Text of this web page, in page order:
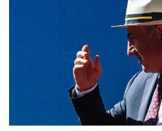
Премьер-министр Армении Никол Пашинян
Фото: Александр Миридонов/ТАСС